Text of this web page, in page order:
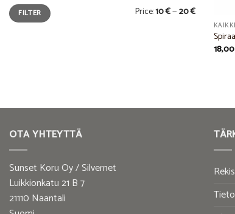
Min
price
Max
priceFILTER Price:10 €—20 €
OTA YHTEYTTÄ
Sunset Koru Oy / Silvernet
Luikkionkatu 21 B 7
21110 Naantali